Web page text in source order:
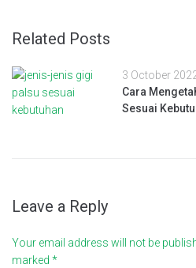
Related Posts
3 October
Cara
Sesuai
Leave a Reply
Your email address will not be
marked *